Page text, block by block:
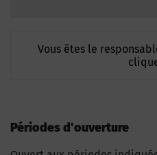
Vous êtes le
Périodes d'ouverture